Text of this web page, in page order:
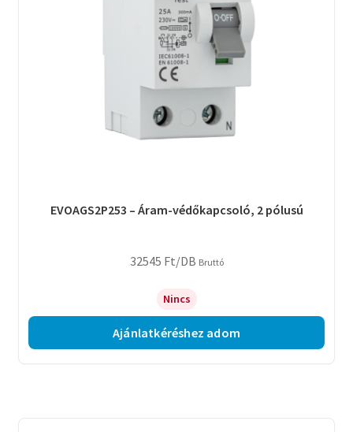
EVOAGS2P253 – Áram-védőkapcsoló, 2 pólusú
32545 Ft/DB Bruttó
Nincs
Ajánlatkéréshez adom